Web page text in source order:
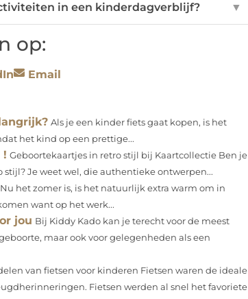
in een kinderdagverblijf? ▼
op:
Email
Als je een kinder fiets gaat kopen, is het
het kind op een prettige...
! Geboortekaartjes in retro stijl bij Kaartcollectie Ben je
Je weet wel, die authentieke ontwerpen...
Nu het zomer is, is het natuurlijk extra warm om in
want op het werk...
jou Bij Kiddy Kado kan je terecht voor de meest
maar ook voor gelegenheden als een
van fietsen voor kinderen Fietsen waren de ideale
Fietsen werden al snel het favoriete